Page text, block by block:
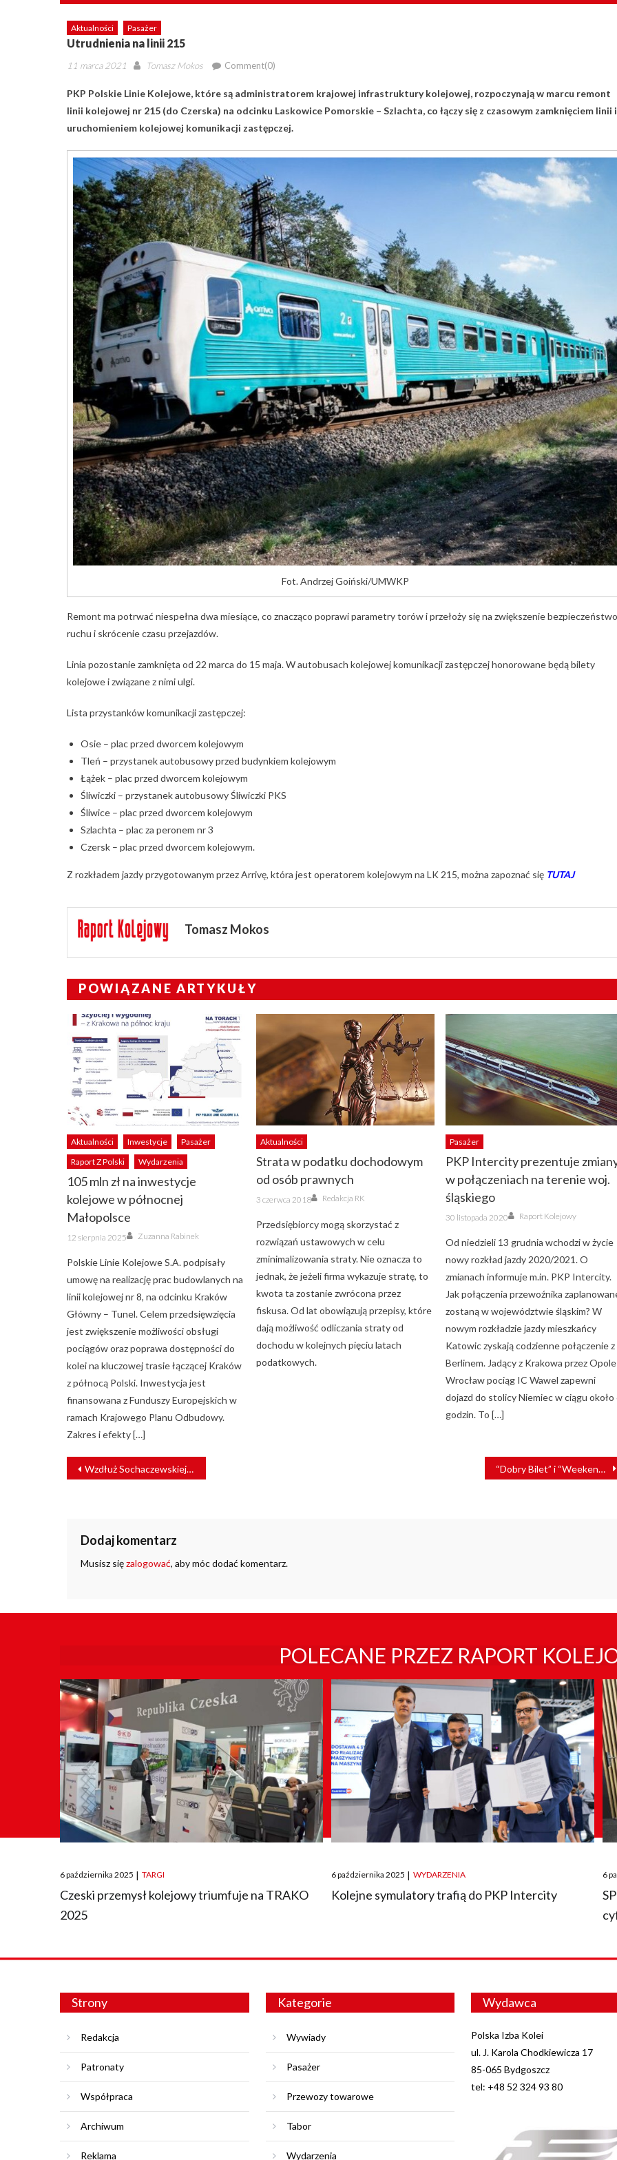
Aktualności Pasażer
Utrudnienia na linii 215
Posted
11 marca 2021 Author
Tomasz Mokos Comment(0)
PKP Polskie Linie Kolejowe, które są administratorem krajowej infrastruktury kolejowej, rozpoczynają w marcu remont
linii kolejowej nr 215 (do Czerska) na odcinku Laskowice Pomorskie – Szlachta, co łączy się z czasowym zamknięciem linii i
uruchomieniem kolejowej komunikacji zastępczej.
Fot. Andrzej Goiński/UMWKP
Remont ma potrwać niespełna dwa miesiące, co znacząco poprawi parametry torów i przełoży się na zwiększenie bezpieczeństwo
ruchu i skrócenie czasu przejazdów.
Linia pozostanie zamknięta od 22 marca do 15 maja. W autobusach kolejowej komunikacji zastępczej honorowane będą bilety
kolejowe i związane z nimi ulgi.
Lista przystanków komunikacji zastępczej:
Osie – plac przed dworcem kolejowym
Tleń – przystanek autobusowy przed budynkiem kolejowym
Łążek – plac przed dworcem kolejowym
Śliwiczki – przystanek autobusowy Śliwiczki PKS
Śliwice – plac przed dworcem kolejowym
Szlachta – plac za peronem nr 3
Czersk – plac przed dworcem kolejowym.
Z rozkładem jazdy przygotowanym przez Arrivę, która jest operatorem kolejowym na LK 215, można zapoznać się TUTAJ
Tomasz Mokos
POWIĄZANE ARTYKUŁY
Aktualności Inwestycje
Pasażer
Raport Z Polski
Wydarzenia
105 mln zł na inwestycje
kolejowe w północnej
Małopolsce
Posted
on
12 sierpnia 2025 Author
Zuzanna Rabinek
Polskie Linie Kolejowe S.A. podpisały
umowę na realizację prac budowlanych na
linii kolejowej nr 8, na odcinku Kraków
Główny – Tunel. Celem przedsięwzięcia
jest zwiększenie możliwości obsługi
pociągów oraz poprawa dostępności do
kolei na kluczowej trasie łączącej Kraków
z północą Polski. Inwestycja jest
finansowana z Funduszy Europejskich w
ramach Krajowego Planu Odbudowy.
Zakres i efekty […]
Aktualności
Strata w podatku dochodowym
od osób prawnych
Posted
on
3 czerwca 2018 Author
Redakcja RK
Przedsiębiorcy mogą skorzystać z
rozwiązań ustawowych w celu
zminimalizowania straty. Nie oznacza to
jednak, że jeżeli firma wykazuje stratę, to
kwota ta zostanie zwrócona przez
fiskusa. Od lat obowiązują przepisy, które
dają możliwość odliczania straty od
dochodu w kolejnych pięciu latach
podatkowych.
Pasażer
PKP Intercity prezentuje
w połączeniach na terenie woj.
śląskiego
Posted
on
30 listopada 2020 Author
Raport Kolejowy
Od niedzieli 13 grudnia wchodzi w życie
nowy rozkład jazdy 2020/2021. O
zmianach informuje m.in. PKP Intercity.
Jak połączenia przewoźnika
zostaną w województwie śląskim? W
nowym rozkładzie jazdy mieszkańcy
Katowic zyskają codzienne połączenie z
Berlinem. Jadący z Krakowa przez
Wrocław pociąg IC Wawel zapewni
dojazd do stolicy Niemiec w ciągu około
godzin. To […]
NAWIGACJA
WPISU
Wzdłuż Sochaczewskiej Kolei Wąskotorowej powstanie ścieżka rowerowa “Dobry Bilet” i “Weekend z KD” – Koleje Dolnośląskie prezentują wiosenną ofertę
Dodaj komentarz
Musisz sięzalogować, aby móc dodać komentarz.
POLECANE PRZEZ RAPORT
Posted
on
6 października 2025 | TARGI
Czeski przemysł kolejowy triumfuje na TRAKO
2025
Posted
on
6 października 2025 | WYDARZENIA
Kolejne symulatory trafią do PKP Intercity
on
6
Strony
Redakcja
Patronaty
Współpraca
Archiwum
Reklama
Kategorie
Wywiady
Pasażer
Przewozy towarowe
Tabor
Wydarzenia
Wydawca
Polska Izba Kolei
ul. J. Karola Chodkiewicza 17
85-065 Bydgoszcz
tel: +48 52 324 93 80